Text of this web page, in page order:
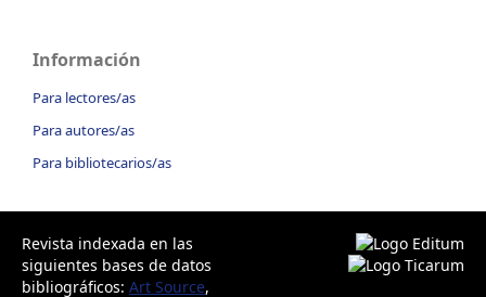
Información
Para lectores/as
Para autores/as
Para bibliotecarios/as
Revista indexada en las
siguientes bases de datos
bibliográficos: Art Source,